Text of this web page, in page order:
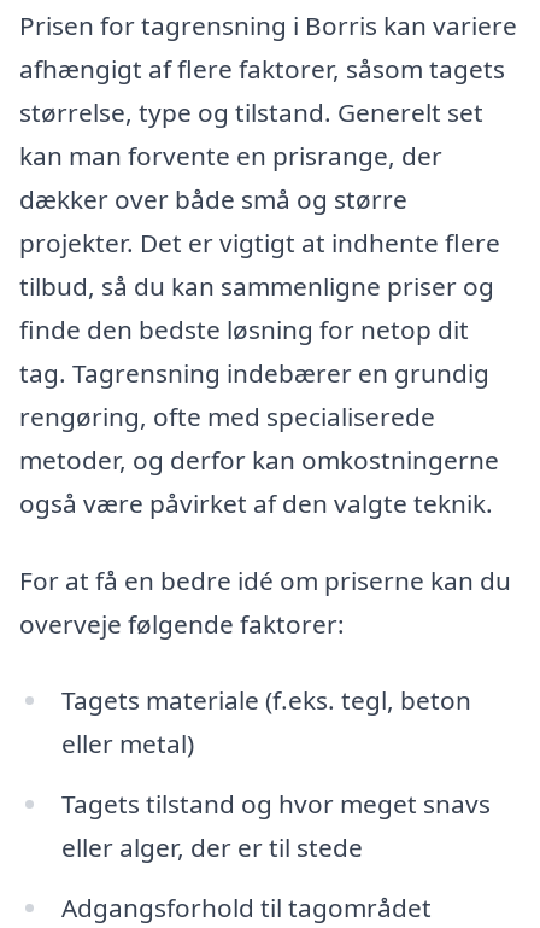
Prisen for tagrensning i Borris kan variere
afhængigt af flere faktorer, såsom tagets
størrelse, type og tilstand. Generelt set
kan man forvente en prisrange, der
dækker over både små og større
projekter. Det er vigtigt at indhente flere
tilbud, så du kan sammenligne priser og
finde den bedste løsning for netop dit
tag. Tagrensning indebærer en grundig
rengøring, ofte med specialiserede
metoder, og derfor kan omkostningerne
også være påvirket af den valgte teknik.
For at få en bedre idé om priserne kan du
overveje følgende faktorer:
Tagets materiale (f.eks. tegl, beton
eller metal)
Tagets tilstand og hvor meget snavs
eller alger, der er til stede
Adgangsforhold til tagområdet